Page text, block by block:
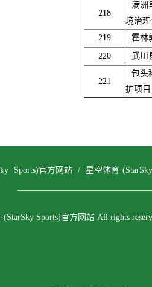
218
满洲
境治理
219
霍林
220
武川
221
包头
护项目
Sports)官方网站 / 星空体育
Sports)官方网站 All rights